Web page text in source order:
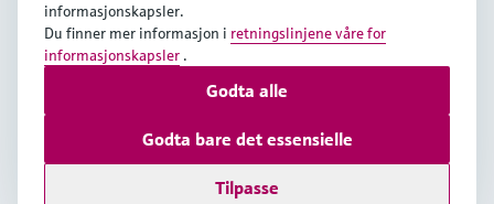
NOR•Norsk
Opphavsrett © Endress+Hauser Group Services AG
Vilkår for bruk
Personvern
informasjonskapsler.
Du finner mer informasjon i retningslinjene våre for
informasjonskapsler .
Tilpasse
Godta bare det essensielle
Godta alle